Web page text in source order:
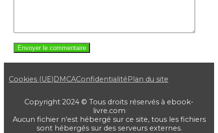
Cookies (UE)DMCAConfidentialitéPlan du site
Copyright 2024 © Tous droits réservés à ebook-
livre.com
Aucun fichier n'est hébergé sur ce site, tous les fichiers
sont hébergés sur des serveurs externes.